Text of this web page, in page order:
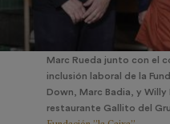
Marc Rueda junto con el
inclusión laboral de la
Down, Marc Badia, y Willy
restaurante Gallito del